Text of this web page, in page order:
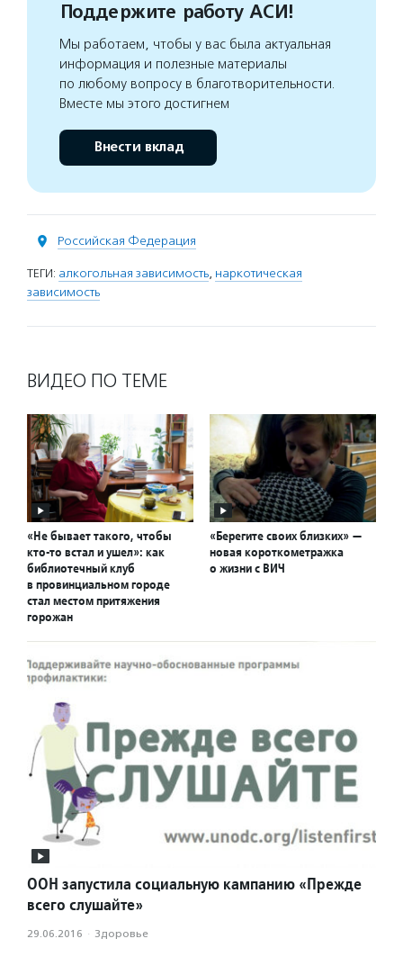
Поддержите работу АСИ!
Мы работаем, чтобы у вас была актуальная
информация и полезные материалы
по любому вопросу в благотворительности.
Вместе мы этого достигнем
Внести вклад
Российская Федерация
ТЕГИ: алкогольная зависимость, наркотическая
зависимость
ВИДЕО ПО ТЕМЕ
«Не бывает такого, чтобы
кто-то встал и ушел»: как
библиотечный клуб
в провинциальном городе
стал местом притяжения
горожан
«Берегите своих близких» —
новая короткометражка
о жизни с ВИЧ
ООН запустила социальную кампанию «Прежде
всего слушайте»
29.06.2016 · Здоровье